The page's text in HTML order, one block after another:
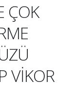
ÇOK
VİKOR